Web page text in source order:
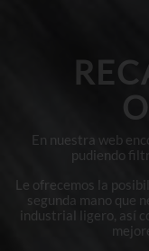
En nuestra web
pudiendo
Le ofrecemos la
segunda mano que
industrial ligero, así